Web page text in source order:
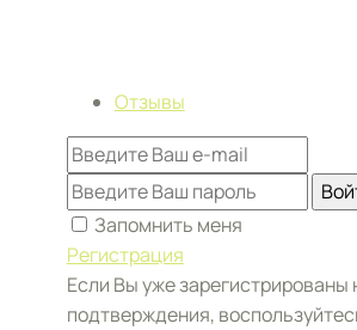
Отзывы
Запомнить меня
Регистрация
Если Вы уже
подтверждения,